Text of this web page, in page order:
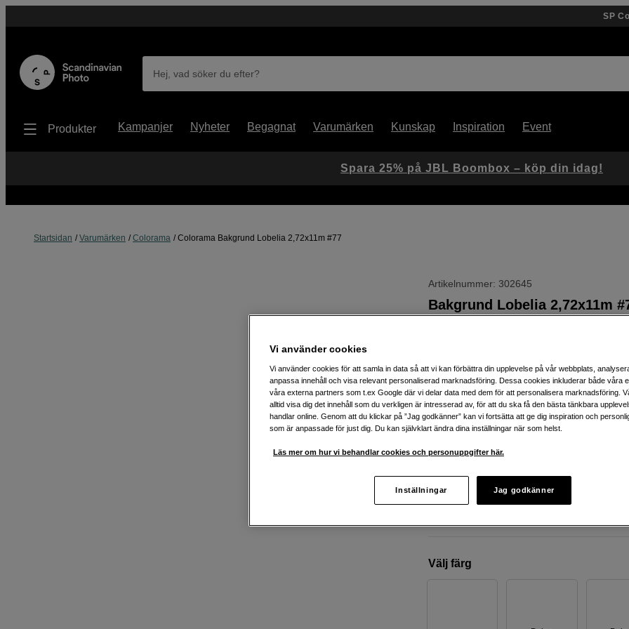
SP
Hej, vad söker du efter?
Produkter Kampanjer Nyheter Begagnat Varumärken Kunskap Inspiration Event
Startsidan Varumärken Colorama Colorama Bakgrund Lobelia 2,72x11m #77
Artikelnummer: 302645
Bakgrund Lobelia 2,72x11m
Webblager:Beräknad leverans ca 10-
arbetsdagar efter lagd beställning
Butikslager: Visa butik
Bakgrundspapper med låg reflektion
Välj färg
Spara 25% på JBL Boombox – köp din idag!
Vi använder cookies
Vi använder cookies för att samla in data så att vi kan förbättra din upplevelse på vår webbplats,
anpassa innehåll och visa relevant personaliserad marknadsföring. Dessa cookies inkluderar både våra
våra externa partners som t.ex Google där vi delar data med dem för att personalisera marknadsföring.
alltid visa dig det innehåll som du verkligen är intresserad av, för att du ska få den bästa tänkbara
handlar online. Genom att du klickar på ”Jag godkänner” kan vi fortsätta att ge dig inspiration och
som är anpassade för just dig. Du kan självklart ändra dina inställningar när som helst.
Läs mer om hur vi behandlar cookies och personuppgifter här.
Inställningar Jag godkänner